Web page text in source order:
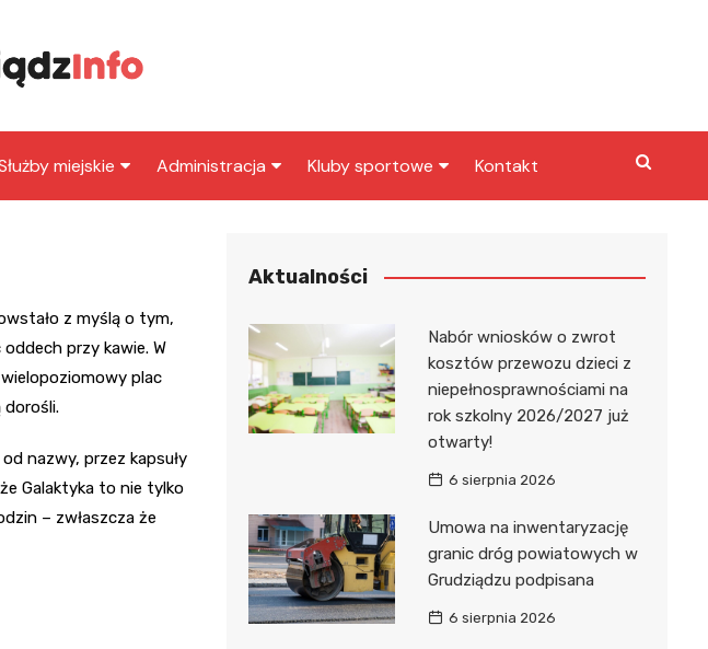
i wieża
ks. dr.
św.
i
św.
Ksawerego
Księża Góra
miejskie
Straż pożarna
Administracja
ZUS
Kluby sportowe
Klub piłkarski
Kontakt
z myślą o tym,
przy kawie. W
plac
nazwy, przez kapsuły
Galaktyka to nie tylko
– zwłaszcza że
Aktualności
Nabór wniosków o zwrot
kosztów przewozu dzieci z
niepełnosprawnościami na
rok szkolny 2026/2027 już
otwarty!
6 sierpnia 2026
Umowa na inwentaryzację
granic dróg powiatowych w
Grudziądzu podpisana
6 sierpnia 2026